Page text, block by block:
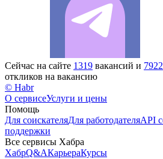
Сейчас на сайте 1319 вакансий и
откликов на вакансию
© Habr
О сервисеУслуги и цены
Помощь
Для соискателяДля работодателяAPI
поддержки
Все сервисы Хабра
ХабрQ&AКарьераКурсы